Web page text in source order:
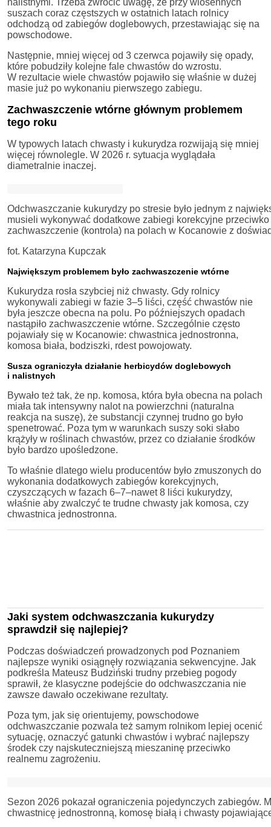
nalistnymi. Trzeba zwrócić uwagę, że przy wiosennych
suszach coraz częstszych w ostatnich latach rolnicy
odchodzą od zabiegów doglebowych, przestawiając się na
powschodowe.
Następnie, mniej więcej od 3 czerwca pojawiły się opady,
które pobudziły kolejne fale chwastów do wzrostu.
W rezultacie wiele chwastów pojawiło się właśnie w dużej
masie już po wykonaniu pierwszego zabiegu.
Zachwaszczenie wtórne głównym problemem
tego roku
W typowych latach chwasty i kukurydza rozwijają się mniej
więcej równolegle. W 2026 r. sytuacja wyglądała
diametralnie inaczej.
Odchwaszczanie kukurydzy po stresie było jednym z
musieli wykonywać dodatkowe zabiegi korekcyjne
zachwaszczenie (kontrola) na polach w Kocanowie z
fot. Katarzyna Kupczak
Największym problemem było zachwaszczenie wtórne
Kukurydza rosła szybciej niż chwasty. Gdy rolnicy
wykonywali zabiegi w fazie 3–5 liści, część chwastów nie
była jeszcze obecna na polu. Po późniejszych opadach
nastąpiło zachwaszczenie wtórne. Szczególnie często
pojawiały się w Kocanowie: chwastnica jednostronna,
komosa biała, bodziszki, rdest powojowaty.
Susza ograniczyła działanie herbicydów doglebowych
i nalistnych
Bywało też tak, że np. komosa, która była obecna na polach
miała tak intensywny nalot na powierzchni (naturalna
reakcja na suszę), że substancji czynnej trudno go było
spenetrować. Poza tym w warunkach suszy soki słabo
krążyły w roślinach chwastów, przez co działanie środków
było bardzo upośledzone.
To właśnie dlatego wielu producentów było zmuszonych do
wykonania dodatkowych zabiegów korekcyjnych,
czyszczących w fazach 6–7–nawet 8 liści kukurydzy,
właśnie aby zwalczyć te trudne chwasty jak komosa, czy
chwastnica jednostronna.
Jaki system odchwaszczania kukurydzy
sprawdził się najlepiej?
Podczas doświadczeń prowadzonych pod Poznaniem
najlepsze wyniki osiągnęły rozwiązania sekwencyjne. Jak
podkreśla Mateusz Budziński trudny przebieg pogody
sprawił, że klasyczne podejście do odchwaszczania nie
zawsze dawało oczekiwane rezultaty.
Poza tym, jak się orientujemy, powschodowe
odchwaszczanie pozwala też samym rolnikom lepiej ocenić
sytuację, oznaczyć gatunki chwastów i wybrać najlepszy
środek czy najskuteczniejszą mieszaninę przeciwko
realnemu zagrożeniu.
Sezon 2026 pokazał ograniczenia pojedynczych zabiegów.
chwastnicę jednostronną, komosę białą i chwasty